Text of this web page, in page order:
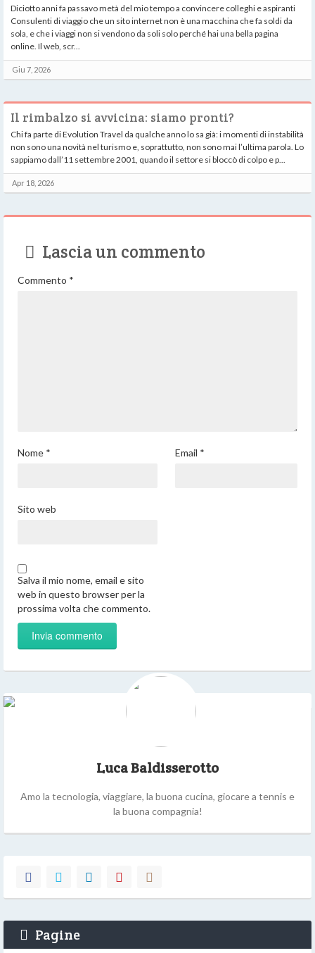
Diciotto anni fa passavo metà del mio tempo a convincere colleghi e aspiranti
Consulenti di viaggio che un sito internet non è una macchina che fa soldi da
sola, e che i viaggi non si vendono da soli solo perché hai una bella pagina
online. Il web, scr...
Giu 7, 2026
Il rimbalzo si avvicina: siamo pronti?
Chi fa parte di Evolution Travel da qualche anno lo sa già: i momenti di instabilità
non sono una novità nel turismo e, soprattutto, non sono mai l’ultima parola. Lo
sappiamo dall’11 settembre 2001, quando il settore si bloccò di colpo e p...
Apr 18, 2026
Lascia un commento
Commento *
Nome * Email *
Sito web
Salva il mio nome, email e sito
web in questo browser per la
prossima volta che commento.
Luca Baldisserotto
Amo la tecnologia, viaggiare, la buona cucina, giocare a tennis e
la buona compagnia!
Pagine